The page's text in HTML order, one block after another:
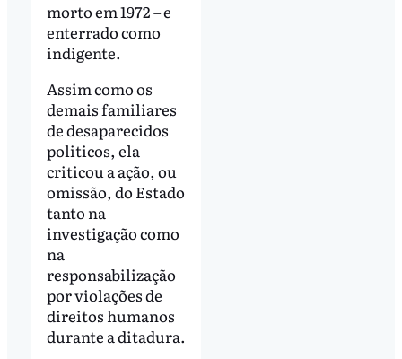
morto em 1972 – e
enterrado como
indigente.
Assim como os
demais familiares
de desaparecidos
politicos, ela
criticou a ação, ou
omissão, do Estado
tanto na
investigação como
na
responsabilização
por violações de
direitos humanos
durante a ditadura.